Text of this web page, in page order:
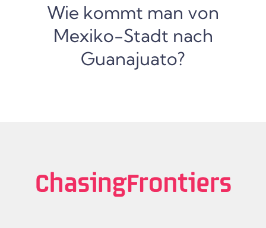
Wie kommt man von
Mexiko-Stadt nach
Guanajuato?